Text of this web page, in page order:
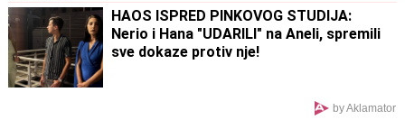
HAOS ISPRED PINKOVOG STUDIJA:
Nerio i Hana "UDARILI" na Aneli, spremili
sve dokaze protiv nje!
by Aklamator